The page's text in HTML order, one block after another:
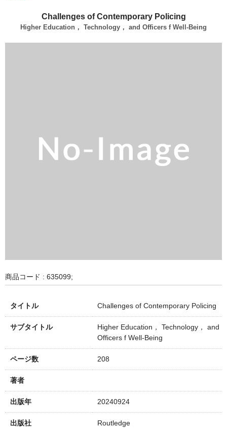
Challenges of Contemporary Policing
Higher Education， Technology， and Officers f Well-Being
商品コード : 635099;
タイトル Challenges of Contemporary Policing
サブタイトル
Higher Education， Technology， and
Officers f Well-Being
ページ数 208
著者
出版年 20240924
出版社 Routledge